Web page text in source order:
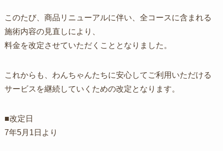
このたび、商品リニューアルに伴い、全コースに含まれる
施術内容の見直しにより、
料金を改定させていただくこととなりました。
これからも、わんちゃんたちに安心してご利用いただける
サービスを継続していくための改定となります。
■改定日
7年5月1日より